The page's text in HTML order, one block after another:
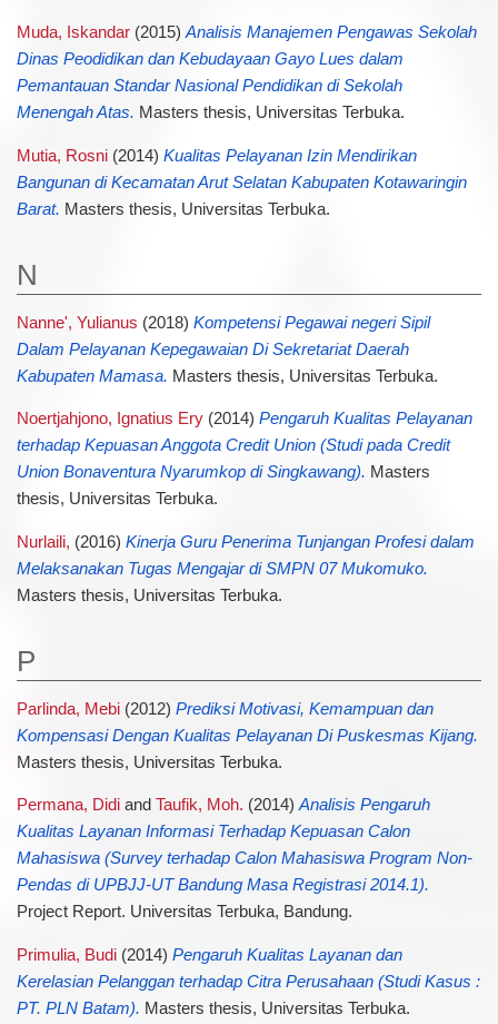
Muda, Iskandar(2015) Analisis Manajemen Pengawas Sekolah
Dinas Peodidikan dan Kebudayaan Gayo Lues dalam
Pemantauan Standar Nasional Pendidikan di Sekolah
Menengah Atas. Masters thesis, Universitas Terbuka.
Mutia, Rosni(2014) Kualitas Pelayanan Izin Mendirikan
Bangunan di Kecamatan Arut Selatan Kabupaten Kotawaringin
Barat. Masters thesis, Universitas Terbuka.
N
Nanne', Yulianus (2018) Kompetensi Pegawai negeri Sipil
Dalam Pelayanan Kepegawaian Di Sekretariat Daerah
Kabupaten Mamasa. Masters thesis, Universitas Terbuka.
Noertjahjono, Ignatius Ery(2014) Pengaruh Kualitas Pelayanan
terhadap Kepuasan Anggota Credit Union (Studi pada Credit
Union Bonaventura Nyarumkop di Singkawang). Masters
thesis, Universitas Terbuka.
Nurlaili, (2016) Kinerja Guru Penerima Tunjangan Profesi dalam
Melaksanakan Tugas Mengajar di SMPN 07 Mukomuko.
Masters thesis, Universitas Terbuka.
P
Parlinda, Mebi(2012) Prediksi Motivasi, Kemampuan dan
Kompensasi Dengan Kualitas Pelayanan Di Puskesmas Kijang.
Masters thesis, Universitas Terbuka.
Permana, Didiand Taufik, Moh. (2014)Analisis Pengaruh
Kualitas Layanan Informasi Terhadap Kepuasan Calon
Mahasiswa (Survey terhadap Calon Mahasiswa Program Non-
Pendas di UPBJJ-UT Bandung Masa Registrasi 2014.1).
Project Report. Universitas Terbuka, Bandung.
Primulia, Budi(2014) Pengaruh Kualitas Layanan dan
Kerelasian Pelanggan terhadap Citra Perusahaan (Studi Kasus :
PT. PLN Batam). Masters thesis, Universitas Terbuka.